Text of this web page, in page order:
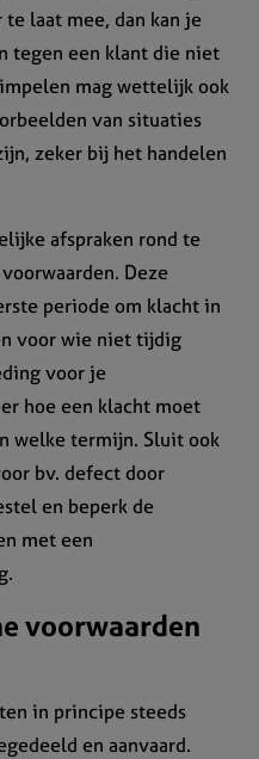
laat mee, dan kan je
tegen een klant die niet
mag wettelijk ook
van situaties
zeker bij het handelen
afspraken rond te
Deze
periode om klacht in
voor wie niet tijdig
voor je
hoe een klacht moet
welke termijn. Sluit ook
bv. defect door
en beperk de
met een
voorwaarden
in principe steeds
en aanvaard.